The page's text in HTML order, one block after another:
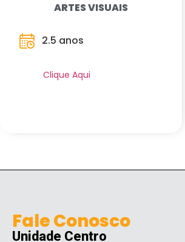
ARTES VISUAIS
2.5 anos
Clique Aqui
Fale Conosco
Unidade Centro